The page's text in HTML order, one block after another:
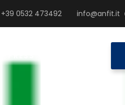
info@anfit.it
+39 0532 473492